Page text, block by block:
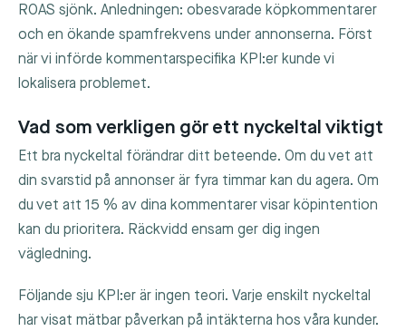
ROAS sjönk. Anledningen: obesvarade köpkommentarer
och en ökande spamfrekvens under annonserna. Först
när vi införde kommentarspecifika KPI:er kunde vi
lokalisera problemet.
Vad som verkligen gör ett nyckeltal viktigt
Ett bra nyckeltal förändrar ditt beteende. Om du vet att
din svarstid på annonser är fyra timmar kan du agera. Om
du vet att 15 % av dina kommentarer visar köpintention
kan du prioritera. Räckvidd ensam ger dig ingen
vägledning.
Följande sju KPI:er är ingen teori. Varje enskilt nyckeltal
har visat mätbar påverkan på intäkterna hos våra kunder.